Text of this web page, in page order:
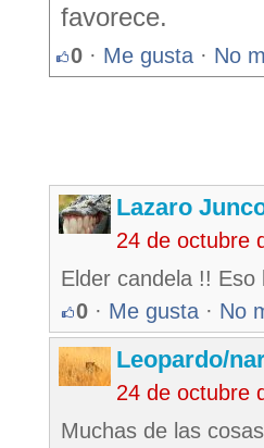
favorece.
0 · Me gusta · No
Lazaro
24 de octubre
Elder candela !!
0 · Me gusta · No
Leopardo/
24 de octubre
Muchas de las